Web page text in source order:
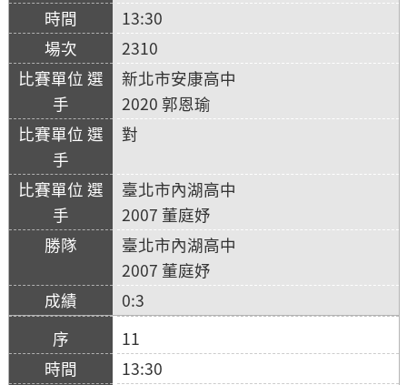
13:30
2310
新北市安康高中
2020 郭恩瑜
對
臺北市內湖高中
2007 董庭妤
臺北市內湖高中
2007 董庭妤
0:3
11
13:30